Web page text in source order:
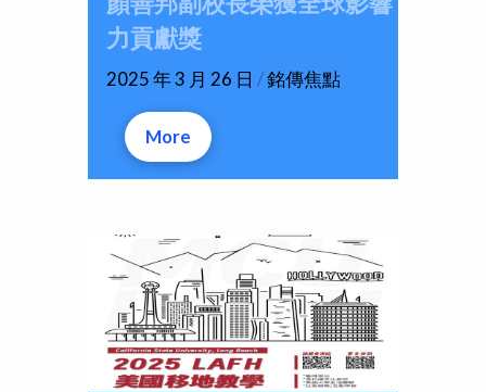
力貢獻獎
2025 年 3 月 26 日 /銘傳焦點
More